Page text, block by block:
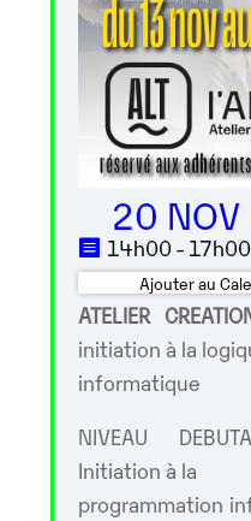
20 NOV
14h00 - 17h00
Ajouter au
Télécharger
ATELIER
initiation à la
informatique
NIVEAU
Initiation à la
programmation